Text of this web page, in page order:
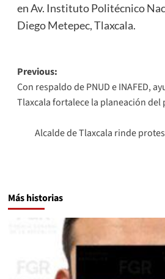
en Av. Instituto Politécnico
Diego Metepec, Tlaxcala.
Post
navigation
Previous:
Con respaldo de PNUD e INAFED,
Tlaxcala fortalece la planeación del
Alcalde de Tlaxcala rinde
Más historias